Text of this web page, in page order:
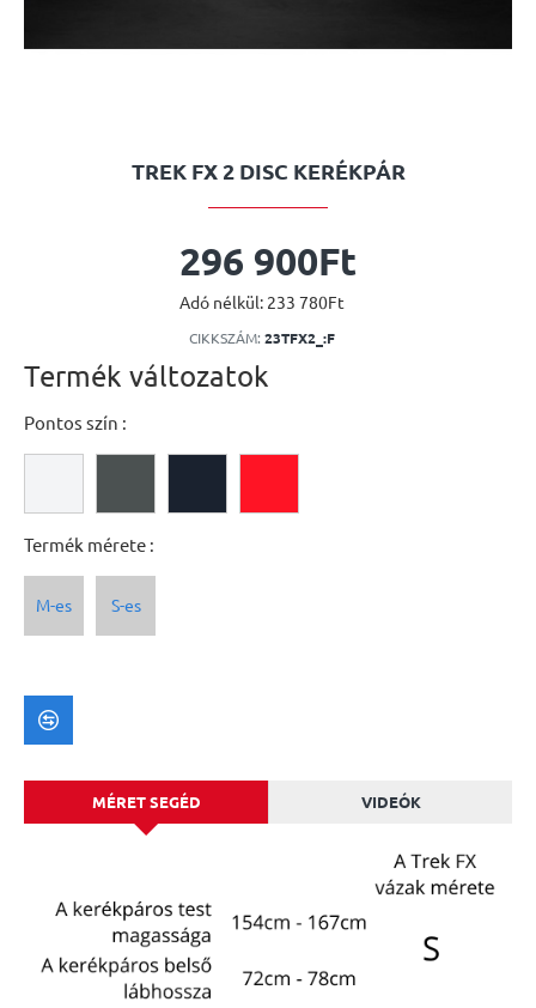
TREK FX 2 DISC KERÉKPÁR
296 900Ft
Adó nélkül: 233 780Ft
CIKKSZÁM: 23TFX2_:F
Termék változatok
Pontos szín :
Termék mérete :
M-es S-es
MÉRET SEGÉD VIDEÓK